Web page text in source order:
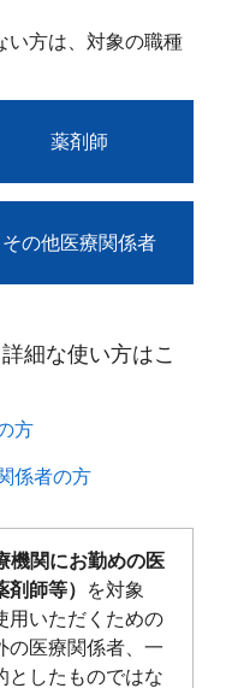
い方は、対象の職種
薬剤師
その他医療関係者
細な使い方はこ
方​
係者の方​
機関にお勤めの医
師等）
を対象
用いただくための
の医療関係者、一
としたものではな